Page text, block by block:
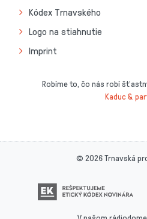
Kódex Trnavského
Logo na stiahnutie
Imprint
Robíme to, čo nás robí
Kaduc &
© 2026 Trnavská